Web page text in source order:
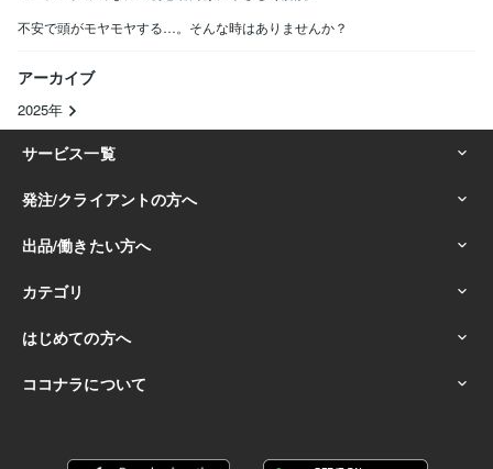
不安で頭がモヤモヤする…。そんな時はありませんか？
アーカイブ
2025年